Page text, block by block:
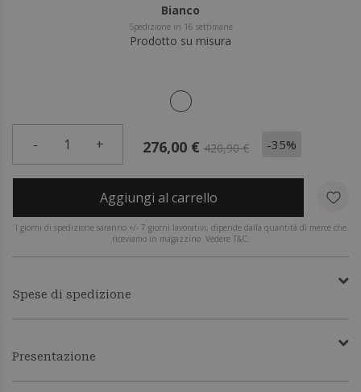
Bianco
Spedizione in 16 settimane
Prodotto su misura
- 1 + 276,00 € 420,90 € -35%
Aggiungi al carrello
I giorni di spedizione saranno +/- 7 giorni lavorativi, dipende dalla quantità di merce che
riceviamo in magazzino. Vedere T&C.
Spese di spedizione
Presentazione